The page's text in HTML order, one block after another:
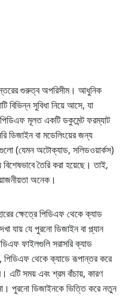
গুরুত্ব অপরিসীম। আধুনিক
বিভিন্ন সুবিধা নিয়ে আসে, যা
মূলত একটি ডকুমেন্ট ফরম্যাট
ডিজাইন বা মডেলিংয়ের জন্য
(যেমন অটোক্যাড, সলিডওয়ার্কস)
তৈরি করা হয়েছে। তাই,
অনেক।
ক্ষেত্রে পিডিএফ থেকে ক্যাড
যে পুরনো ডিজাইন বা প্ল্যান
ফাইলগুলি সরাসরি ক্যাড
পিডিএফ থেকে ক্যাডে রূপান্তর করে
এটি সময় এবং শ্রম বাঁচায়, কারণ
পুরনো ডিজাইনকে ভিত্তি করে নতুন